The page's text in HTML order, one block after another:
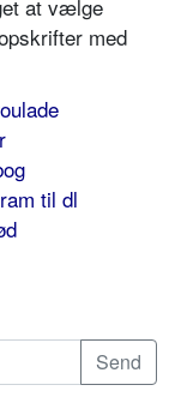
at vælge
med
til dl